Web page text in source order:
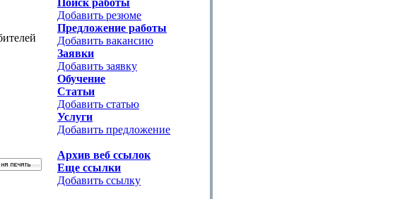
Поиск работы
Добавить резюме
Предложение работы
Добавить вакансию
Заявки
Добавить заявку
Обучение
Статьи
Добавить статью
Услуги
Добавить предложение
Архив веб ссылок
Еще ссылки
Добавить ссылку